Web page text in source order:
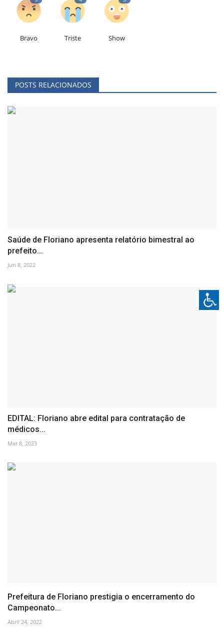
Bravo Triste Show
POSTS RELACIONADOS
Saúde de Floriano apresenta relatório bimestral ao
prefeito...
Jun 8, 2022
EDITAL: Floriano abre edital para contratação de
médicos...
Mar 8, 2023
Prefeitura de Floriano prestigia o encerramento do
Campeonato...
Abril 24, 2022